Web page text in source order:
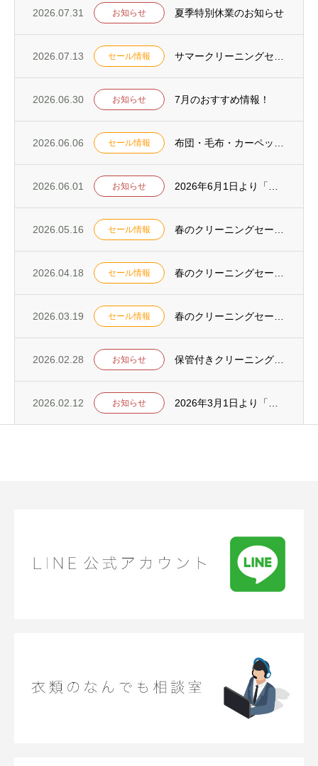
2026.07.31 お知らせ 夏季特別休業のお知らせ
2026.07.13 セール情報
2026.06.30 お知らせ 7月のおすすめ情報！
2026.06.06 セール情報
2026.06.01 お知らせ
2026.05.16 セール情報
2026.04.18 セール情報
2026.03.19 セール情報
2026.02.28 お知らせ
2026.02.12 お知らせ